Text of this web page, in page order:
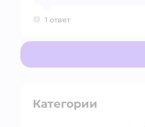
1 ответ
Категории